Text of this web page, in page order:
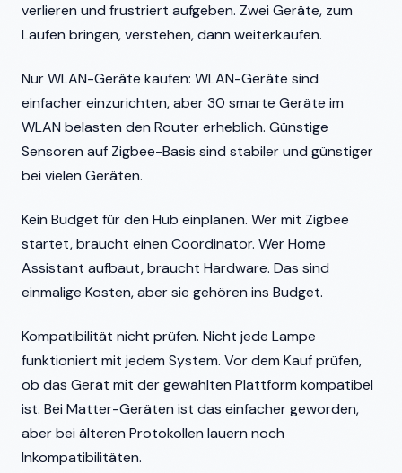
verlieren und frustriert aufgeben. Zwei Geräte, zum
Laufen bringen, verstehen, dann weiterkaufen.
Nur WLAN-Geräte kaufen: WLAN-Geräte sind
einfacher einzurichten, aber 30 smarte Geräte im
WLAN belasten den Router erheblich. Günstige
Sensoren auf Zigbee-Basis sind stabiler und günstiger
bei vielen Geräten.
Kein Budget für den Hub einplanen. Wer mit Zigbee
startet, braucht einen Coordinator. Wer Home
Assistant aufbaut, braucht Hardware. Das sind
einmalige Kosten, aber sie gehören ins Budget.
Kompatibilität nicht prüfen. Nicht jede Lampe
funktioniert mit jedem System. Vor dem Kauf prüfen,
ob das Gerät mit der gewählten Plattform kompatibel
ist. Bei Matter-Geräten ist das einfacher geworden,
aber bei älteren Protokollen lauern noch
Inkompatibilitäten.